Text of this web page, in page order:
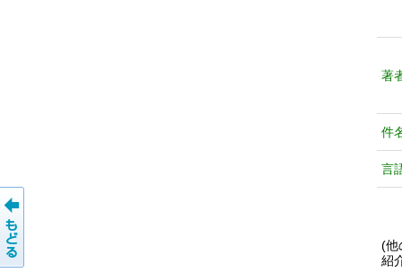
著
件
言
(他
紹